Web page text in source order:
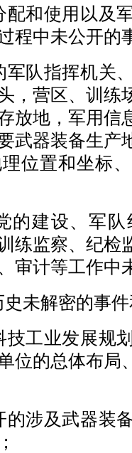
配和使用以及
程中未公开的
军队指挥机关
，营区、训练
放地，军用信
武器装备生产
位置和坐标
的建设、军
练监察、纪检
审计等工作中
史未解密的事
技工业发展规
位的总体布局
的涉及武器装